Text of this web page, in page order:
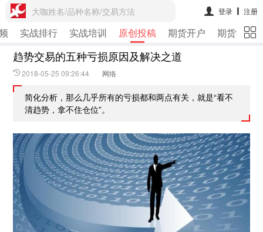
大咖姓名/品种名称/交易方法 登录 注册
实战排行 实战培训 原创投稿 期货开户 期货行情
趋势交易的五种亏损原因及解决之道
2018-05-25 09:26:44 网络
简化分析，那么几乎所有的亏损都和两点有关，就是“看不
清趋势，拿不住仓位”。